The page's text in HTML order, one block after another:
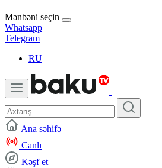
Mənbəni seçin
Whatsapp
Telegram
RU
Ana səhifə
Canlı
Kəşf et